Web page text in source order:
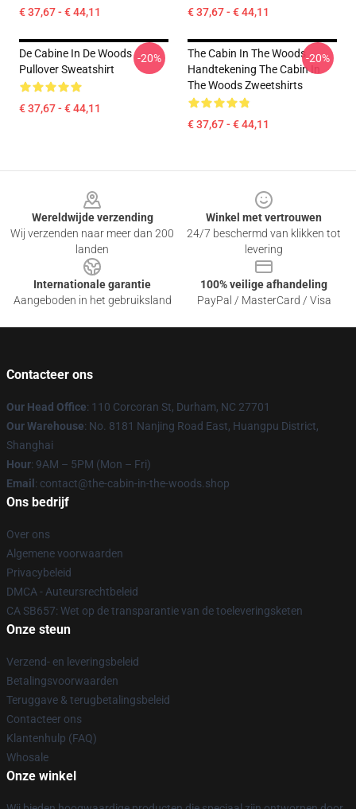
€ 37,67 - € 44,11 € 37,67 - € 44,11
De Cabine In De Woods
Pullover Sweatshirt
€ 37,67 - € 44,11
-20%
The Cabin In The Woods
Handtekening The Cabin In
The Woods Zweetshirts
€ 37,67 - € 44,11
-20%
Wereldwijde verzending
Wij verzenden naar meer dan 200
landen
Winkel met vertrouwen
24/7 beschermd van klikken tot
levering
Internationale garantie
Aangeboden in het gebruiksland
100% veilige afhandeling
PayPal / MasterCard / Visa
Contacteer ons
Our Head Office: 110 Corcoran St, Durham, NC 27701
Our Warehouse: No. 8181 Nanjing Road East, Huangpu District,
Shanghai
Hour: 9AM – 5PM (Mon – Fri)
Email : contact@the-cabin-in-the-woods.shop
Ons bedrijf
Over ons
Algemene voorwaarden
Privacybeleid
DMCA - Auteursrechtbeleid
CA SB657: Wet op de transparantie van de toeleveringsketen
Onze steun
Verzend- en leveringsbeleid
Betalingsvoorwaarden
Teruggave & terugbetalingsbeleid
Contacteer ons
Klantenhulp (FAQ)
Whosale
Onze winkel